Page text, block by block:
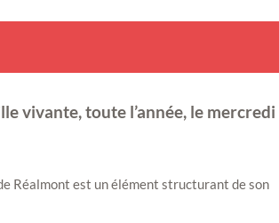
vivante, toute l’année, le mercredi
Réalmont est un élément structurant de son